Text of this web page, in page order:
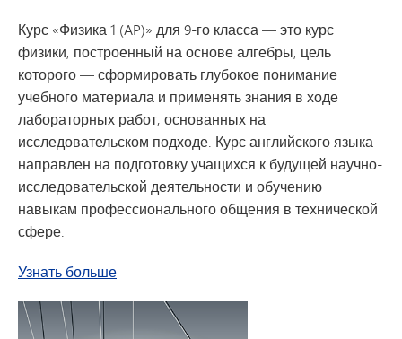
Курс «Физика 1 (AP)» для 9-го класса — это курс
физики, построенный на основе алгебры, цель
которого — сформировать глубокое понимание
учебного материала и применять знания в ходе
лабораторных работ, основанных на
исследовательском подходе. Курс английского языка
направлен на подготовку учащихся к будущей научно-
исследовательской деятельности и обучению
навыкам профессионального общения в технической
сфере.
Узнать большео курсе «Физика AP 1» для 9-го класса